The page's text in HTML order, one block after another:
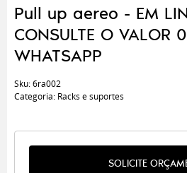
Pull up aereo - EM
CONSULTE O
WHATSAPP
Sku:6ra002
Categoria: Racks e suportes
SOLICITE